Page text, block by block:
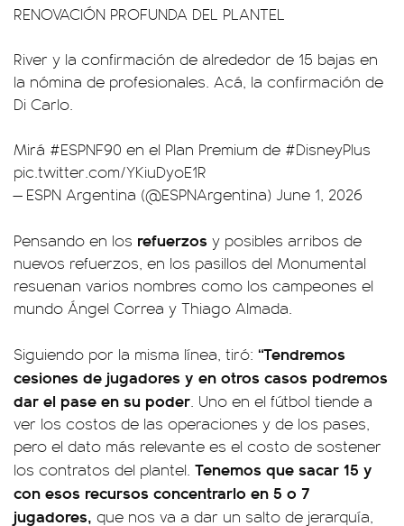
RENOVACIÓN PROFUNDA DEL PLANTEL
River y la confirmación de alrededor de 15 bajas en
la nómina de profesionales. Acá, la confirmación de
Di Carlo.
Mirá #ESPNF90 en el Plan Premium de #DisneyPlus
pic.twitter.com/YKiuDyoE1R
— ESPN Argentina (@ESPNArgentina) June 1, 2026
Pensando en los refuerzos y posibles arribos de
nuevos refuerzos, en los pasillos del Monumental
resuenan varios nombres como los campeones el
mundo Ángel Correa y Thiago Almada.
Siguiendo por la misma línea, tiró: “Tendremos
cesiones de jugadores y en otros casos podremos
dar el pase en su poder. Uno en el fútbol tiende a
ver los costos de las operaciones y de los pases,
pero el dato más relevante es el costo de sostener
los contratos del plantel. Tenemos que sacar 15 y
con esos recursos concentrarlo en 5 o 7
jugadores, que nos va a dar un salto de jerarquía,